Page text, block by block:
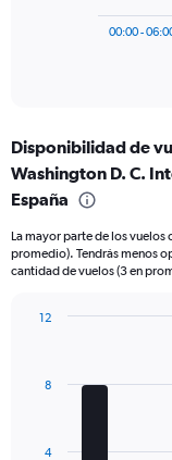
Range:
6
categories.
The
chart
has
1
axis
00:00 -
Disponibilidad de
Washington D. C.
España
La mayor parte de los vuelos
promedio). Tendrás menos
cantidad de vuelos (3 en
The
4
8
12